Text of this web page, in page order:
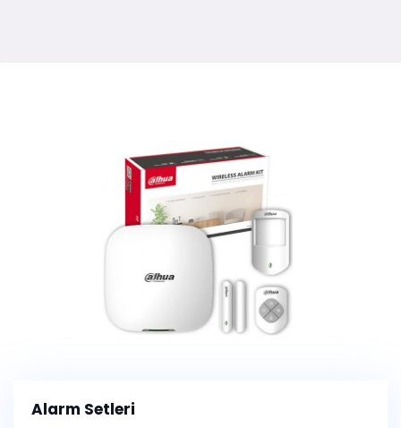
Alarm Setleri